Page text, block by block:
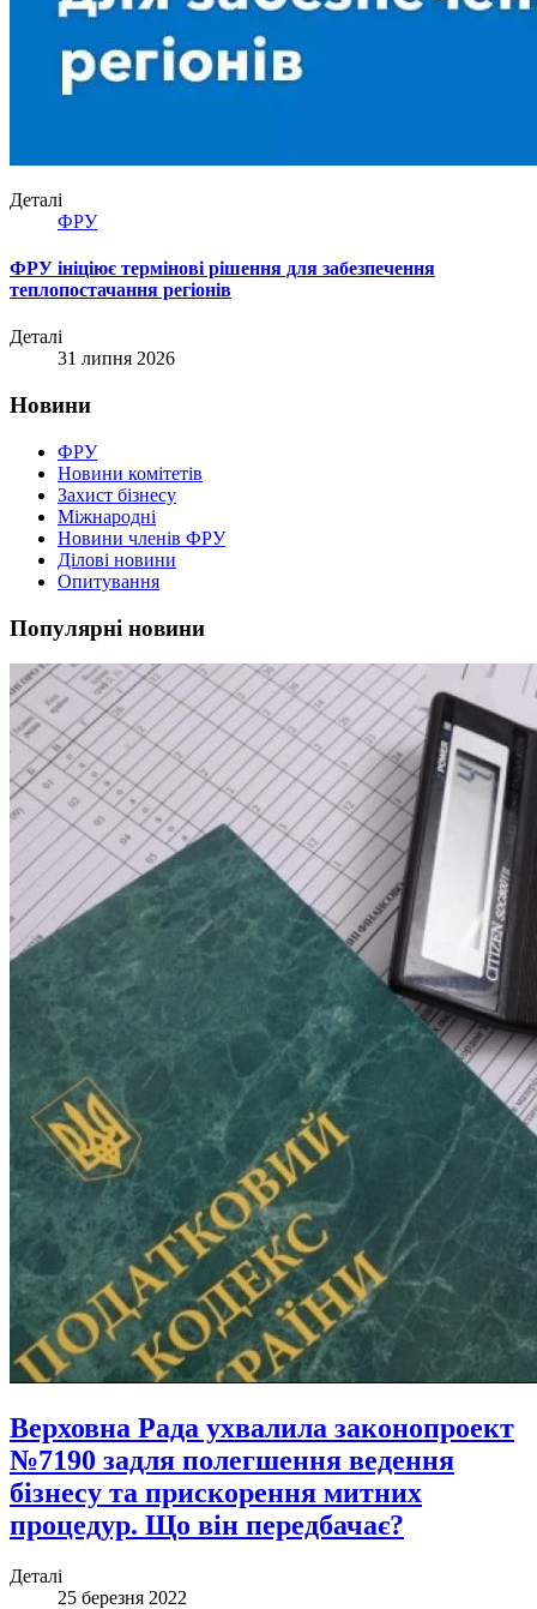
Деталі
ФРУ
ФРУ ініціює термінові рішення для забезпечення
теплопостачання регіонів
Деталі
31 липня 2026
Новини
ФРУ
Новини комітетів
Захист бізнесу
Міжнародні
Новини членів ФРУ
Ділові новини
Опитування
Популярні новини
Верховна Рада ухвалила законопроект
№7190 задля полегшення ведення
бізнесу та прискорення митних
процедур. Що він передбачає?
Деталі
25 березня 2022